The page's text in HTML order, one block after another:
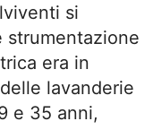
si
strumentazione
era in
lavanderie
e 35 anni,